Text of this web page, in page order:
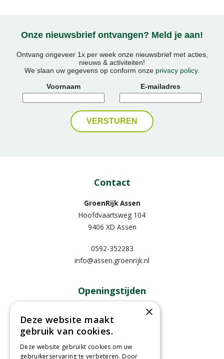
Onze nieuwsbrief ontvangen? Meld je aan!
Ontvang ongeveer 1x per week onze nieuwsbrief met acties,
nieuws & activiteiten!
We slaan uw gegevens op conform onze privacy policy.
Voornaam
E-mailadres
Contact
GroenRijk Assen
Hoofdvaartsweg 104
9406 XD Assen
0592-352283
info@assen.groenrijk.nl
Openingstijden
09:00 - 18:00
Dinsdag
Woensdag
Donderdag
09:00 - 18:00
×
Deze website maakt
gebruik van cookies.
Deze website gebruikt cookies om uw
gebruikerservaring te verbeteren. Door